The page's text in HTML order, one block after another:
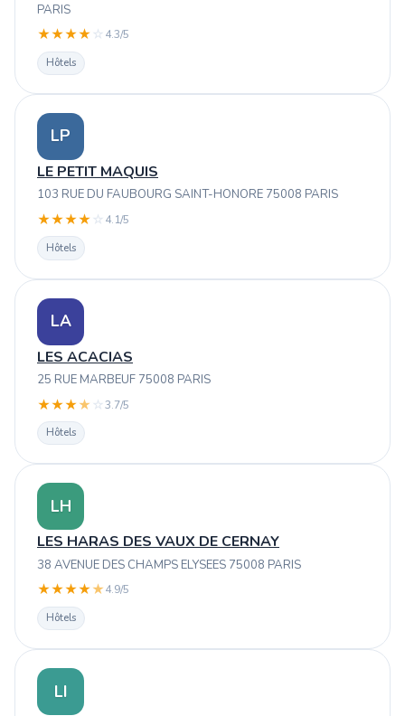
PARIS
★★★★ ☆ 4.3/5
Hôtels
LP
LE PETIT MAQUIS
103 RUE DU FAUBOURG SAINT-HONORE 75008 PARIS
★★★★ ☆ 4.1/5
Hôtels
LA
LES ACACIAS
25 RUE MARBEUF 75008 PARIS
★★★★ ☆3.7/5
Hôtels
LH
LES HARAS DES VAUX DE CERNAY
38 AVENUE DES CHAMPS ELYSEES 75008 PARIS
★★★★★4.9/5
Hôtels
LI